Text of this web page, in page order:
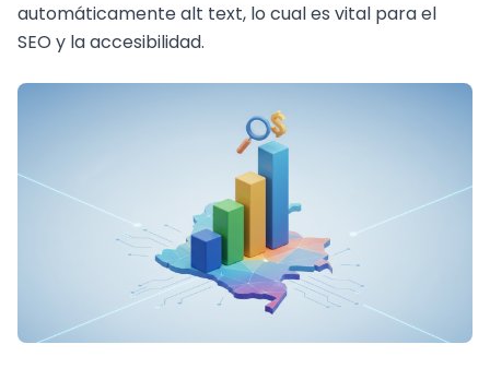
automáticamente alt text, lo cual es vital para el
SEO y la accesibilidad.